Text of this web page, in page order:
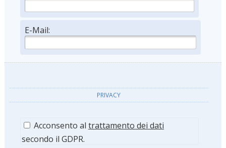
E-Mail:
PRIVACY
Acconsento al trattamento dei dati
secondo il GDPR.